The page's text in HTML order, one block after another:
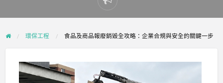
Report
problem
環保工程 食品及商品報廢銷毀全攻略：企業合規與安全的關鍵一步